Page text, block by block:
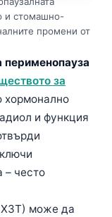
и стомашно-
промени от
перименопауза
за
хормонално
и функция
– често
може да